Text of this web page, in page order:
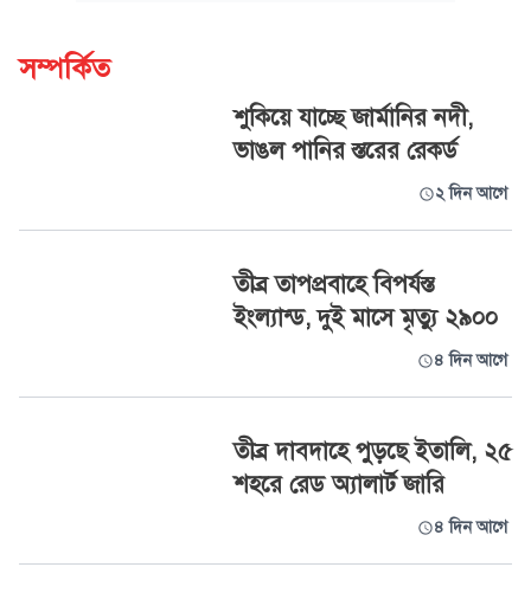
সম্পর্কিত
শুকিয়ে যাচ্ছে জার্মানির নদী,
ভাঙল পানির স্তরের রেকর্ড
২ দিন আগে
তীব্র তাপপ্রবাহে বিপর্যস্ত
ইংল্যান্ড, দুই মাসে মৃত্যু ২৯০০
৪ দিন আগে
তীব্র দাবদাহে পুড়ছে ইতালি, ২৫
শহরে রেড অ্যালার্ট জারি
৪ দিন আগে